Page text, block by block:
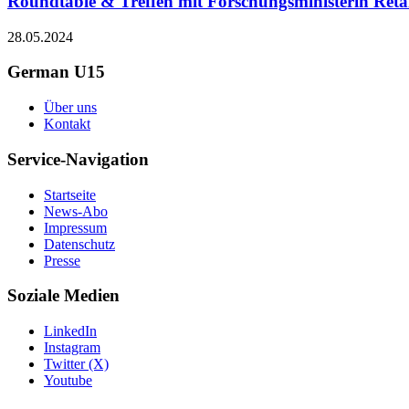
28.05.2024
German U15
Über uns
Kontakt
Service-Navigation
Startseite
News-Abo
Impressum
Datenschutz
Presse
Soziale Medien
LinkedIn
Instagram
Twitter (X)
Youtube